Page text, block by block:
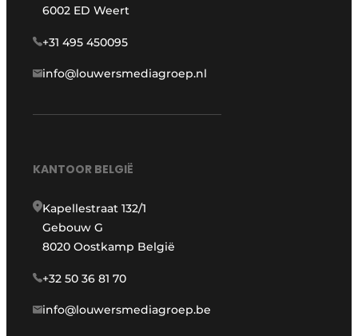
6002 ED Weert
+31 495 450095
info@louwersmediagroep.nl
KANTOOR BELGIË
Kapellestraat 132/1
Gebouw G
8020 Oostkamp België
+32 50 36 81 70
info@louwersmediagroep.be